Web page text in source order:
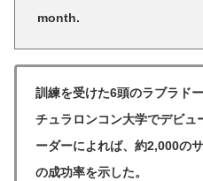
month.
訓練を受けた6頭のラブラド
チュラロンコン大学でデビュ
ーダーによれば、約2,000の
の成功率を示した。